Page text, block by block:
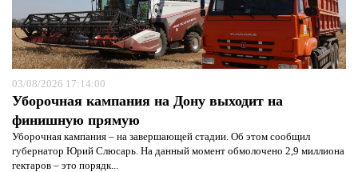
03/08/2026 17:14:00
Уборочная кампания на Дону выходит на
финишную прямую
Уборочная кампания – на завершающей стадии. Об этом сообщил
губернатор Юрий Слюсарь. На данный момент обмолочено 2,9 миллиона
гектаров – это порядк...